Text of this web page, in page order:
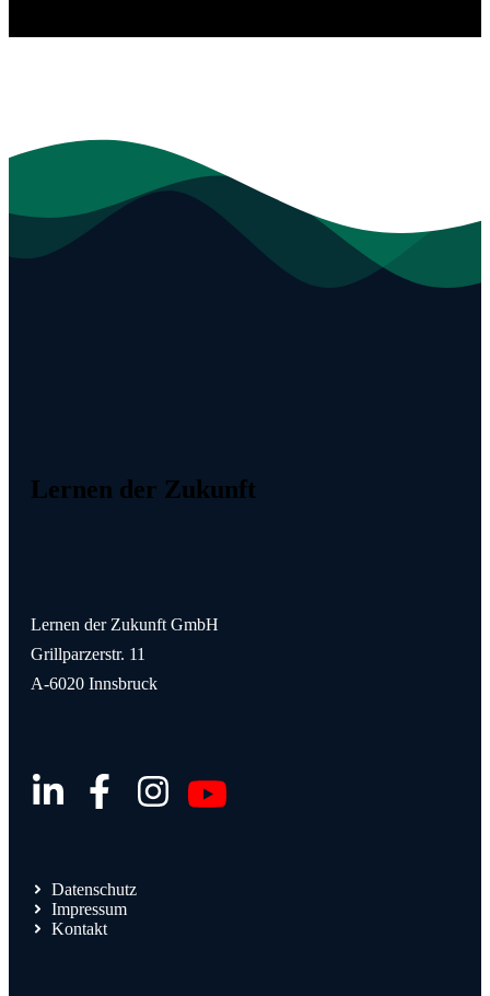
Lernen der Zukunft
Lernen der Zukunft GmbH
Grillparzerstr. 11
A-6020 Innsbruck
Datenschutz
Impressum
Kontakt